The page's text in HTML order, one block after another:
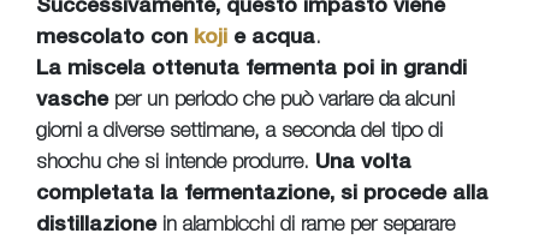
Successivamente, questo impasto viene
mescolato con koji e acqua.
La miscela ottenuta fermenta poi in grandi
vascheper un periodo che può variare da alcuni
giorni a diverse settimane, a seconda del tipo di
shochu che si intende produrre. Una volta
completata la fermentazione, si procede alla
distillazionein alambicchi di rame per separare